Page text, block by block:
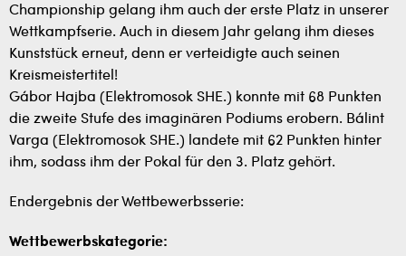
Championship gelang ihm auch der erste Platz in unserer
Wettkampfserie. Auch in diesem Jahr gelang ihm dieses
Kunststück erneut, denn er verteidigte auch seinen
Kreismeistertitel!
Gábor Hajba (Elektromosok SHE.) konnte mit 68 Punkten
die zweite Stufe des imaginären Podiums erobern. Bálint
Varga (Elektromosok SHE.) landete mit 62 Punkten hinter
ihm, sodass ihm der Pokal für den 3. Platz gehört.
Endergebnis der Wettbewerbsserie:
Wettbewerbskategorie: